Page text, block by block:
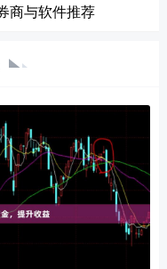
商与软件推荐